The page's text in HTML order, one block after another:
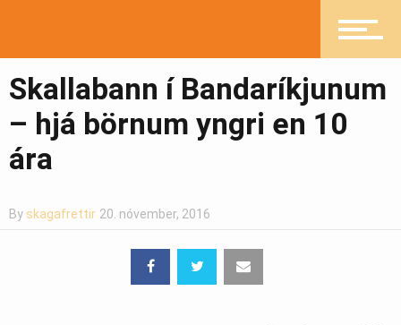
Heilsueflandi samfélag
Skallabann í Bandaríkjunum
– hjá börnum yngri en 10
ára
By skagafrettir 20. nóvember, 2016